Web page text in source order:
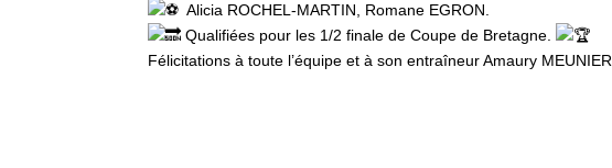
Alicia ROCHEL-MARTIN, Romane EGRON.
Qualifiées pour les 1/2 finale de Coupe de Bretagne.
Félicitations à toute l’équipe et à son entraîneur Amaury MEUNIER.